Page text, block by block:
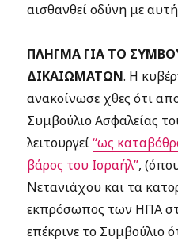
αισθανθεί οδύνη με
ΠΛΗΓΜΑ ΓΙΑ ΤΟ
ΔΙΚΑΙΩΜΑΤΩΝ. Η
ανακοίνωσε χθες ότι
Συμβούλιο Ασφαλείας
λειτουργεί“ως
βάρος του Ισραήλ”,
Νετανιάχου και τα
εκπρόσωπος των ΗΠΑ
επέκρινε το Συμβούλιο